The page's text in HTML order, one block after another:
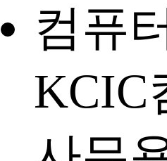
컴퓨
KCIC